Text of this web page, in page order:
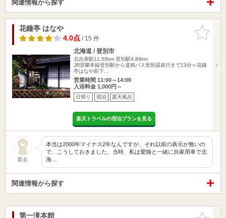
関連情報から探す
お気に入
りに追加
花鐘亭 はなや
4.0点/ 15 件
北海道 / 登別市
北吉原駅11.58km 登別駅4.89km
JR室蘭本線登別駅から道南バス登別温泉行きで13分≪花鐘
亭はなや前下…
営業時間 11:00～14:00
入浴料金 1,000円～
日帰り 宿泊 露天風呂
楽天トラベルの宿泊プランを見る
匿名
本当は2000年マイナス2年なんですが、それ以前の表示が無いの
で、こうしておきました。当時、私は愛猫と一緒に自家用車で北
海…
関連情報から探す
お気に入
第一滝本館